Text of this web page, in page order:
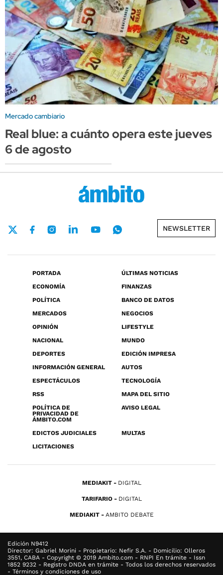
Mercado cambiario
Real blue: a cuánto opera este jueves
6 de agosto
NEWSLETTER
PORTADA
ÚLTIMAS NOTICIAS
ECONOMÍA
FINANZAS
POLÍTICA
BANCO DE DATOS
MERCADOS
NEGOCIOS
OPINIÓN
LIFESTYLE
NACIONAL
MUNDO
DEPORTES
EDICIÓN IMPRESA
INFORMACIÓN GENERAL
AUTOS
ESPECTÁCULOS
TECNOLOGÍA
RSS
MAPA DEL SITIO
POLÍTICA DE
PRIVACIDAD DE
ÁMBITO.COM
AVISO LEGAL
EDICTOS JUDICIALES
MULTAS
LICITACIONES
MEDIAKIT DIGITAL
TARIFARIO DIGITAL
MEDIAKIT AMBITO DEBATE
Edición N9412
Director: Gabriel Morini - Propietario: Nefir S.A. - Domicilio: Olleros
3551, CABA - Copyright © 2019 Ambito.com - RNPI En trámite - Issn
1852 9232 - Registro DNDA en trámite - Todos los derechos reservados
- Términos y condiciones de uso